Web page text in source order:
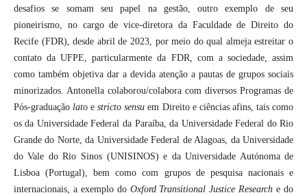
desafios se somam seu papel na gestão, outro exemplo de seu
pioneirismo, no cargo de vice-diretora da Faculdade de Direito do
Recife (FDR), desde abril de 2023, por meio do qual almeja estreitar o
contato da UFPE, particularmente da FDR, com a sociedade, assim
como também objetiva dar a devida atenção a pautas de grupos sociais
minorizados. Antonella colaborou/colabora com diversos Programas de
Pós-graduação lato estricto sensu em Direito e ciências afins, tais como
os da Universidade Federal da Paraíba, da Universidade Federal do Rio
Grande do Norte, da Universidade Federal de Alagoas, da Universidade
do Vale do Rio Sinos (UNISINOS) e da Universidade Autónoma de
Lisboa (Portugal), bem como com grupos de pesquisa nacionais e
internacionais, a exemplo do Oxford Transitional Justice Research e do